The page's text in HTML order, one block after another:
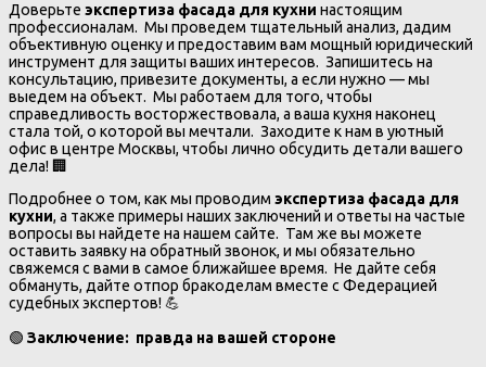
Доверьте экспертиза фасада для кухни настоящим
профессионалам. Мы проведем тщательный анализ, дадим
объективную оценку и предоставим вам мощный юридический
инструмент для защиты ваших интересов. Запишитесь на
консультацию, привезите документы, а если нужно — мы
выедем на объект. Мы работаем для того, чтобы
справедливость восторжествовала, а ваша кухня наконец
стала той, о которой вы мечтали. Заходите к нам в уютный
офис в центре Москвы, чтобы лично обсудить детали вашего
дела! 🏢
Подробнее о том, как мы проводим экспертиза фасада для
кухни, а также примеры наших заключений и ответы на частые
вопросы вы найдете на нашем сайте. Там же вы можете
оставить заявку на обратный звонок, и мы обязательно
свяжемся с вами в самое ближайшее время. Не дайте себя
обмануть, дайте отпор бракоделам вместе с Федерацией
судебных экспертов! 💪
🟢 Заключение: правда на вашей стороне